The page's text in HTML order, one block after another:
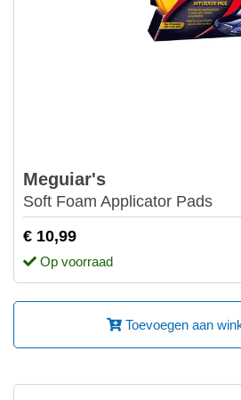
Meguiar's
Soft Foam Applicator Pads
€ 10,99
Op voorraad
Toevoegen aan